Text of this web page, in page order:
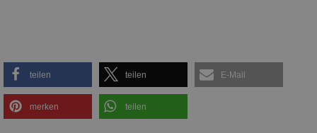
teilen teilen E-Mail
merken teilen